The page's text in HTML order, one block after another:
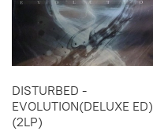
DISTURBED -
EVOLUTION(DELUXE ED)
(2LP)